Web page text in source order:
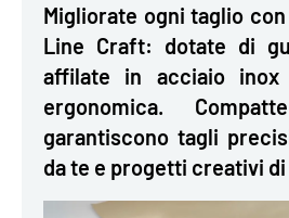
Migliorate ogni taglio
Line Craft: dotate di
affilate in acciaio inox
ergonomica.
garantiscono tagli
da te e progetti creativi